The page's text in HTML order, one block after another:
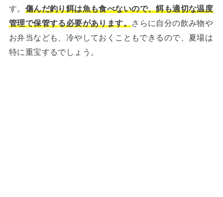
す。 傷んだ釣り餌は魚も食べないので、餌も適切な温度
管理で保管する必要があります。
さらに自分の飲み物や
お弁当なども、冷やしておくこともできるので、夏場は
特に重宝するでしょう。